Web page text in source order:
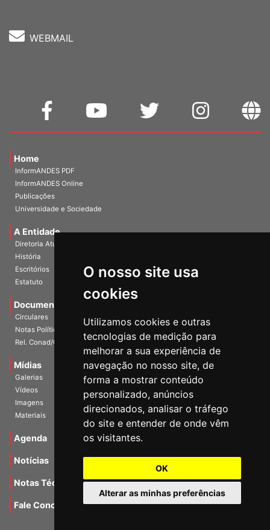
O nosso site usa
cookies
Utilizamos cookies e outras
tecnologias de medição para
melhorar a sua experiência de
navegação no nosso site, de
forma a mostrar conteúdo
personalizado, anúncios
direcionados, analisar o tráfego
do site e entender de onde vêm
os visitantes.
OK
Alterar as minhas preferências
WEBMAIL
Home
InformANDES PDF
InformANDES Online
Publicações
Universidade e Sociedade
A Entidade
Diretoria Atual
História
Escritórios
Estatuto
Documentos
Circulares
Notas Políticas
Rel. Conad/Congresso
Mídias
Galerias
Vídeos
Imagens
Materiais
Agenda
Notícias
Notas Técnicas
Fale Conocsco